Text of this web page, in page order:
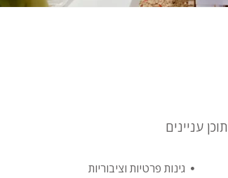
תוכן עניינים
גינות פרטיות וציבוריות